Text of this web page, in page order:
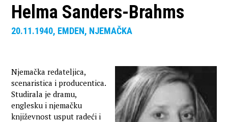
Helma Sanders-Brahms
20.11.1940, EMDEN, NJEMAČKA
Njemačka redateljica,
scenaristica i producentica.
Studirala je dramu,
englesku i njemačku
književnost usput radeći i